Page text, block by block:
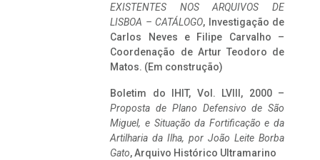
EXISTENTES NOS ARQUIVOS DE
LISBOA – CATÁLOGO, Investigação de
Carlos Neves e Filipe Carvalho –
Coordenação de Artur Teodoro de
Matos. (Em construção)
Boletim do IHIT, Vol. LVIII, 2000 –
Proposta de Plano Defensivo de São
Miguel, e Situação da Fortificação e da
Artilharia da Ilha, por João Leite Borba
Gato, Arquivo Histórico Ultramarino